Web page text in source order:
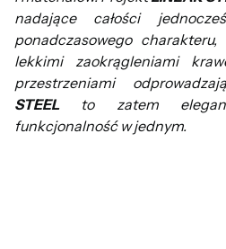
nadające całości
ponadczasowego
lekkimi zaokrągleniami
przestrzeniami
STEELto zatem
funkcjonalność w jednym.